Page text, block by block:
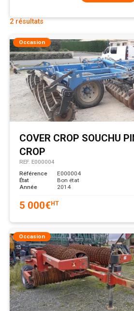
2 résultats
Occasion
COVER CROP SOUCHU
CROP
REF. E000004
Référence
E000004
État
Bon état
Année
2014
5 000€HT
Occasion